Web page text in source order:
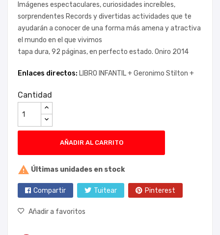
Imágenes espectaculares, curiosidades increíbles,
sorprendentes Records y divertidas actividades que te
ayudarán a conocer de una forma más amena y atractiva
el mundo en el que vivimos
tapa dura, 92 páginas, en perfecto estado. Oniro 2014
Enlaces directos: LIBRO INFANTIL +Geronimo Stilton +
Cantidad
AÑADIR AL CARRITO
 Últimas unidades en stock
Compartir Tuitear Pinterest
Añadir a favoritos